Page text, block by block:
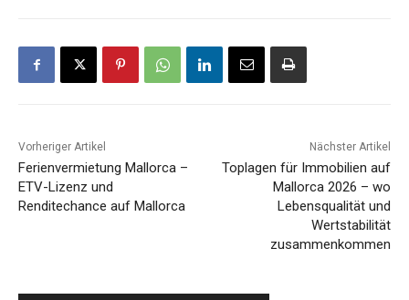
Vorheriger Artikel
Ferienvermietung Mallorca –
ETV-Lizenz und
Renditechance auf Mallorca
Nächster Artikel
Toplagen für Immobilien auf
Mallorca 2026 – wo
Lebensqualität und
Wertstabilität
zusammenkommen